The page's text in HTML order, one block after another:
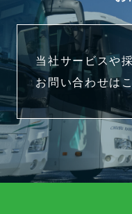
当社サービスや
お問い合わせは